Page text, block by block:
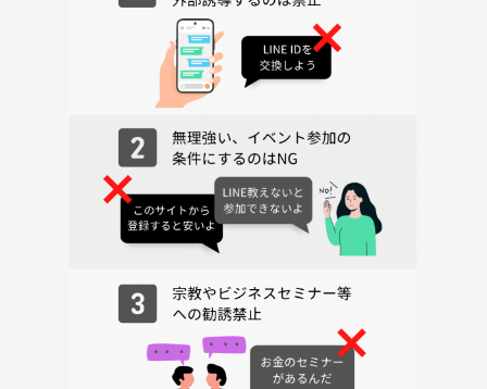
・20:30 平日ですので、遅くてもこれくらいの時間にはお開きにしま
（もし余裕がある方がいれば、このあと新宿ピカデリーやTOHO新宿や
バルト9でサクッと1本映画見ましょう）
-----------------------------------
『自己紹介（当日はこんな感じでお話しましょう）』
このカフェ会（映画編）の主催について
PITMILのオーナーをしています
ばいちゃんと申します。31歳です。
普段はITの会社や法務事務所を経営しています。